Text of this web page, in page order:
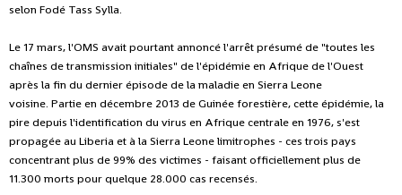
selon Fodé Tass Sylla.
Le 17 mars, l'OMS avait pourtant annoncé l'arrêt présumé de "toutes les
chaînes de transmission initiales" de l'épidémie en Afrique de l'Ouest
après la fin du dernier épisode de la maladie en Sierra Leone
voisine. Partie en décembre 2013 de Guinée forestière, cette épidémie, la
pire depuis l'identification du virus en Afrique centrale en 1976, s'est
propagée au Liberia et à la Sierra Leone limitrophes - ces trois pays
concentrant plus de 99% des victimes - faisant officiellement plus de
11.300 morts pour quelque 28.000 cas recensés.